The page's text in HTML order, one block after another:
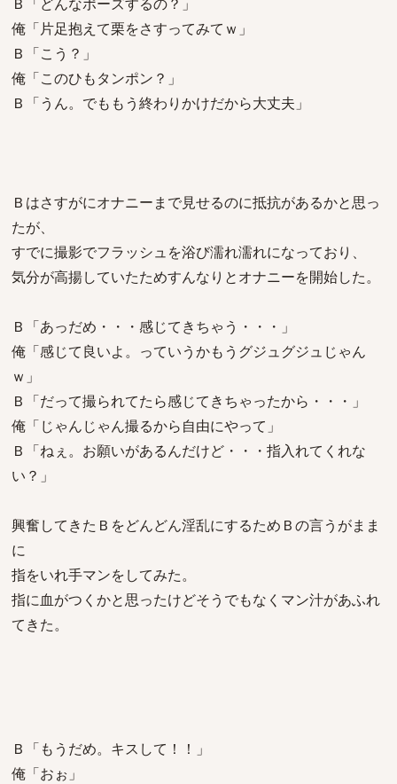
俺「片足抱えて栗をさすってみてｗ」
Ｂ「こう？」
俺「このひもタンポン？」
Ｂ「うん。でももう終わりかけだから大丈夫」
Ｂはさすがにオナニーまで見せるのに抵抗があるかと思っ
たが、
すでに撮影でフラッシュを浴び濡れ濡れになっており、
気分が高揚していたためすんなりとオナニーを開始した。
Ｂ「あっだめ・・・感じてきちゃう・・・」
俺「感じて良いよ。っていうかもうグジュグジュじゃん
ｗ」
Ｂ「だって撮られてたら感じてきちゃったから・・・」
俺「じゃんじゃん撮るから自由にやって」
Ｂ「ねぇ。お願いがあるんだけど・・・指入れてくれな
い？」
興奮してきたＢをどんどん淫乱にするためＢの言うがまま
に
指をいれ手マンをしてみた。
指に血がつくかと思ったけどそうでもなくマン汁があふれ
てきた。
Ｂ「もうだめ。キスして！！」
俺「おぉ」